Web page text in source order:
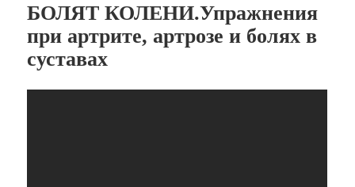
БОЛЯТ КОЛЕНИ.Упражнения
при артрите, артрозе и болях в
суставах